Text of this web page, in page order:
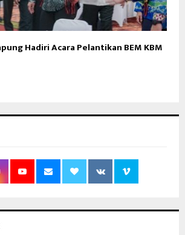
Hadiri Acara Pelantikan BEM KBM